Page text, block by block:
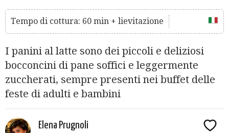
Tempo di cottura: 60 min + lievitazione
I panini al latte sono dei piccoli e deliziosi
bocconcini di pane soffici e leggermente
zuccherati, sempre presenti nei buffet delle
feste di adulti e bambini
Elena Prugnoli